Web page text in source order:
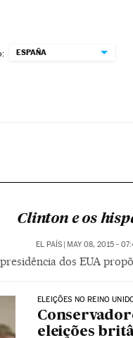
ESPAÑA
Clinton e os
EL PAÍS | MAY 08, 2015 -
dos EUA
ELEIÇÕES NO REINO
eleições